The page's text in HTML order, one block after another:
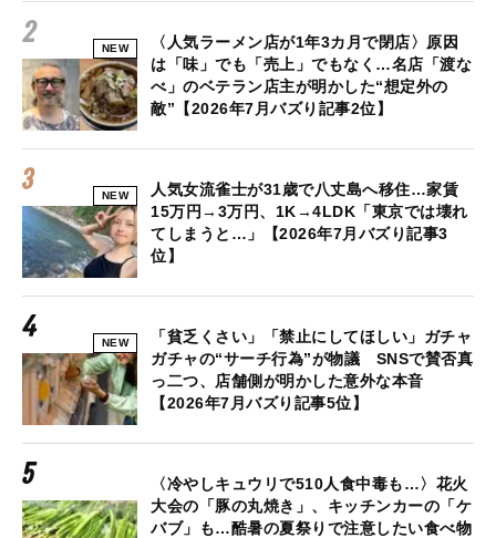
NEW
〈人気ラーメン店が1年3カ月で閉店〉原因
は「味」でも「売上」でもなく…名店「渡な
べ」のベテラン店主が明かした“想定外の
敵”【2026年7月バズり記事2位】
NEW
人気女流雀士が31歳で八丈島へ移住…家賃
15万円→3万円、1K→4LDK「東京では壊れ
てしまうと…」【2026年7月バズり記事3
位】
NEW
「貧乏くさい」「禁止にしてほしい」ガチャ
ガチャの“サーチ行為”が物議 SNSで賛否真
っ二つ、店舗側が明かした意外な本音
【2026年7月バズり記事5位】
〈冷やしキュウリで510人食中毒も…〉花火
大会の「豚の丸焼き」、キッチンカーの「ケ
バブ」も…酷暑の夏祭りで注意したい食べ物